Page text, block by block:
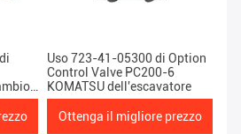
del
Uso 723-41-05300 di Option
Control Valve PC200-6
KOMATSU dell'escavatore
Ottenga il migliore prezzo